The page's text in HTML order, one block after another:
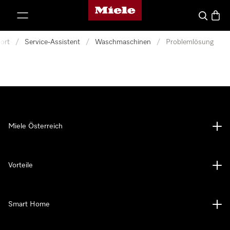
Miele-Homepage
Suche
/ Service-Assistent / Waschmaschinen / Problemlösung
Miele Österreich
Vorteile
Smart Home